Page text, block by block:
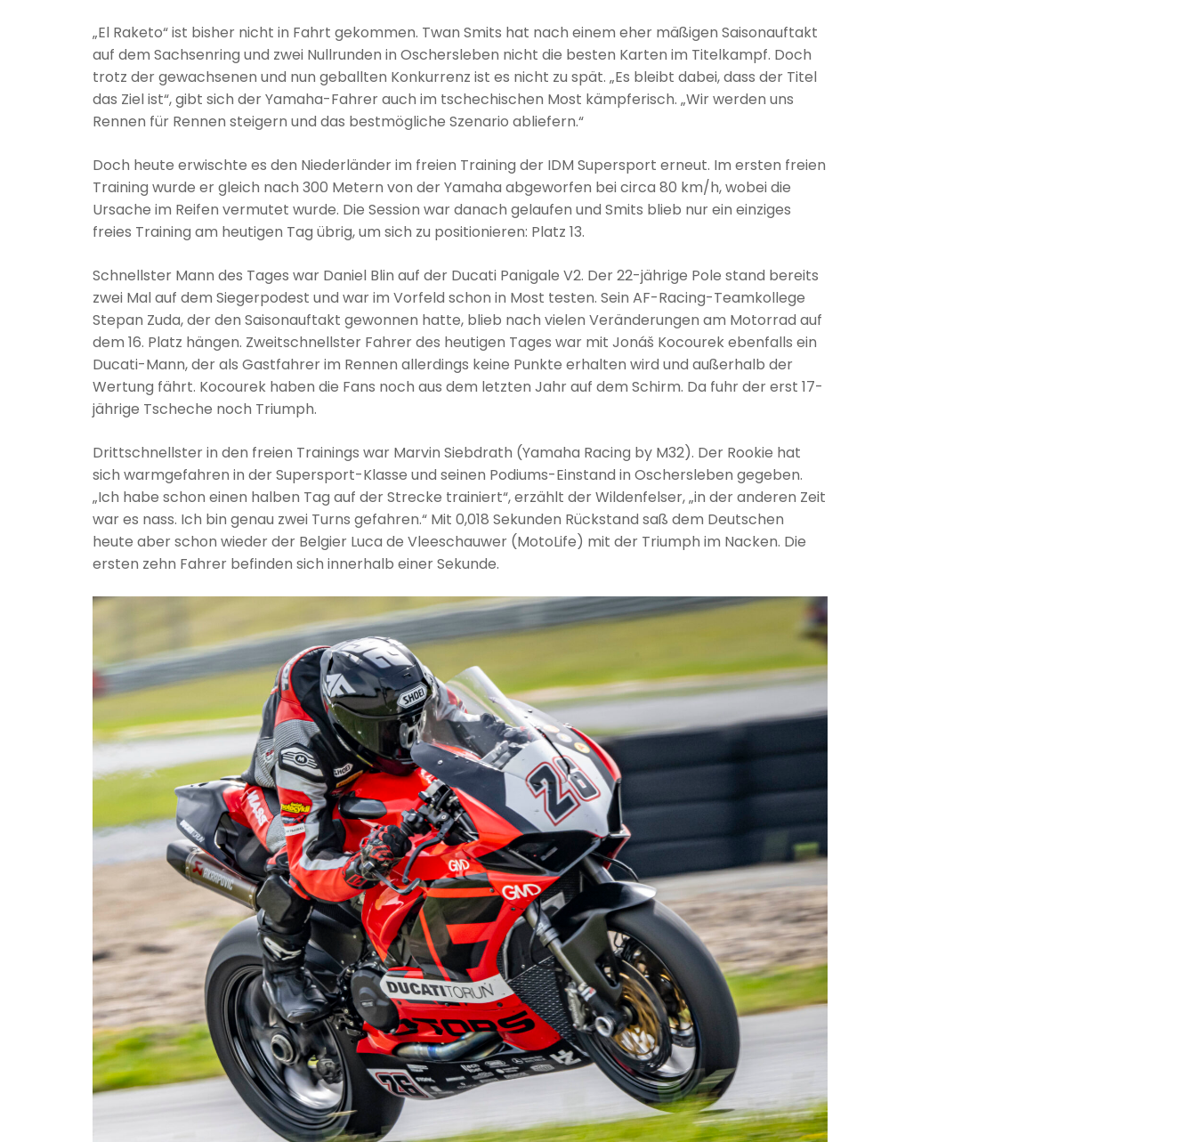
„El Raketo“ ist bisher nicht in Fahrt gekommen. Twan Smits hat nach einem eher mäßigen Saisonauftakt
auf dem Sachsenring und zwei Nullrunden in Oschersleben nicht die besten Karten im Titelkampf. Doch
trotz der gewachsenen und nun geballten Konkurrenz ist es nicht zu spät. „Es bleibt dabei, dass der Titel
das Ziel ist“, gibt sich der Yamaha-Fahrer auch im tschechischen Most kämpferisch. „Wir werden uns
Rennen für Rennen steigern und das bestmögliche Szenario abliefern.“
Doch heute erwischte es den Niederländer im freien Training der IDM Supersport erneut. Im ersten freien
Training wurde er gleich nach 300 Metern von der Yamaha abgeworfen bei circa 80 km/h, wobei die
Ursache im Reifen vermutet wurde. Die Session war danach gelaufen und Smits blieb nur ein einziges
freies Training am heutigen Tag übrig, um sich zu positionieren: Platz 13.
Schnellster Mann des Tages war Daniel Blin auf der Ducati Panigale V2. Der 22-jährige Pole stand bereits
zwei Mal auf dem Siegerpodest und war im Vorfeld schon in Most testen. Sein AF-Racing-Teamkollege
Stepan Zuda, der den Saisonauftakt gewonnen hatte, blieb nach vielen Veränderungen am Motorrad auf
dem 16. Platz hängen. Zweitschnellster Fahrer des heutigen Tages war mit Jonáš Kocourek ebenfalls ein
Ducati-Mann, der als Gastfahrer im Rennen allerdings keine Punkte erhalten wird und außerhalb der
Wertung fährt. Kocourek haben die Fans noch aus dem letzten Jahr auf dem Schirm. Da fuhr der erst 17-
jährige Tscheche noch Triumph.
Drittschnellster in den freien Trainings war Marvin Siebdrath (Yamaha Racing by M32). Der Rookie hat
sich warmgefahren in der Supersport-Klasse und seinen Podiums-Einstand in Oschersleben gegeben.
„Ich habe schon einen halben Tag auf der Strecke trainiert“, erzählt der Wildenfelser, „in der anderen Zeit
war es nass. Ich bin genau zwei Turns gefahren.“ Mit 0,018 Sekunden Rückstand saß dem Deutschen
heute aber schon wieder der Belgier Luca de Vleeschauwer (MotoLife) mit der Triumph im Nacken. Die
ersten zehn Fahrer befinden sich innerhalb einer Sekunde.